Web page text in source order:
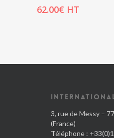
62.00€ HT
3, rue de Messy –
(France)
Téléphone :